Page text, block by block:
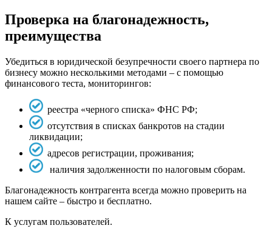
Проверка на благонадежность,
преимущества
Убедиться в юридической безупречности своего партнера по
бизнесу можно несколькими методами – с помощью
финансового теста, мониторингов:
реестра «черного списка» ФНС РФ;
отсутствия в списках банкротов на стадии
ликвидации;
адресов регистрации, проживания;
наличия задолженности по налоговым сборам.
Благонадежность контрагента всегда можно проверить на
нашем сайте – быстро и бесплатно.
К услугам пользователей.